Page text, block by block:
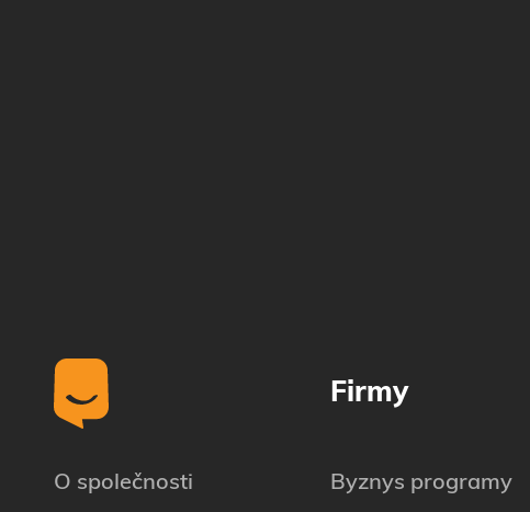
O společnosti
Firmy
Byznys programy